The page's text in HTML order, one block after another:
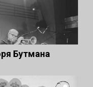
Бутмана